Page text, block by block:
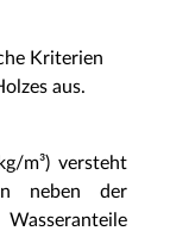
Kriterien
aus.
m³) versteht
neben der